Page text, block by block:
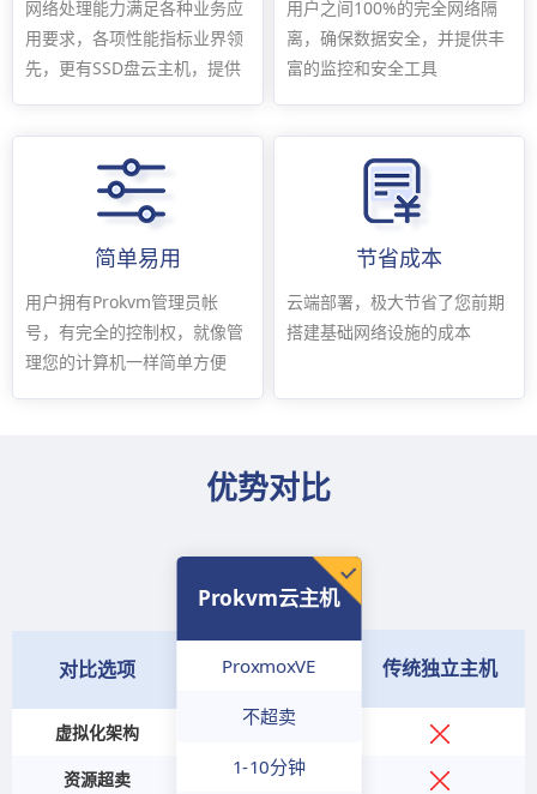
网络处理能力满足各种业务应
用要求，各项性能指标业界领
先，更有SSD盘云主机，提供
用户之间100%的完全网络隔
离，确保数据安全，并提供丰
富的监控和安全工具
简单易用
用户拥有Prokvm管理员帐
号，有完全的控制权，就像管
理您的计算机一样简单方便
节省成本
云端部署，极大节省了您前期
搭建基础网络设施的成本
优势对比
对比选项
虚拟化架构
资源超卖
Prokvm云主机
ProxmoxVE
不超卖
1-10分钟
传统独立主机